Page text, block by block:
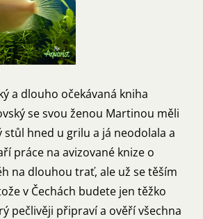
a dlouho očekávaná kniha
se svou ženou Martinou měli
stůl hned u grilu a já neodolala a
práce na avizované knize o
na dlouhou trať, ale už se těším
v Čechách budete jen těžko
pečlivěji připraví a ověří všechna